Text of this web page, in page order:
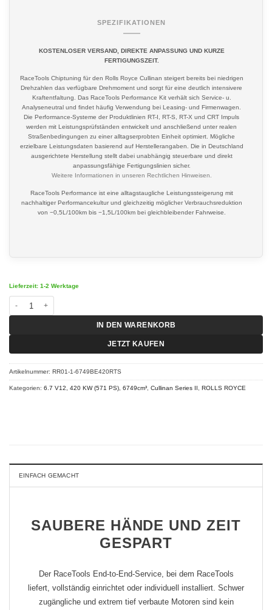
SPEZIFIKATIONEN
KOSTENLOSER VERSAND, DIREKTE ANPASSUNG UND KURZE
FERTIGUNGSZEIT.
RaceTools Chiptuning für den Rolls Royce Cullinan steigert bereits bei niedrigen
Drehzahlen das verfügbare Drehmoment und sorgt für eine deutlich intensivere
Kraftentfaltung. Das RaceTools Performance Kit verhält sich Service- u.
Analyseneutral und findet häufig Verwendung bei Leasing- und Firmenwagen.
Die Performance-Systeme der Produktlinien RT-I, RT-S, RT-X und CRT Impuls
werden mit Leistungsprüfständen entwickelt und anschließend unter realen
Straßenbedingungen zu einer alltagserprobten Einheit optimiert. Mögliche
erzielbare Leistungsdaten basierend auf Herstellerangaben. Die in Deutschland
ausgerichtete Herstellung stellt dabei unabhängig steuerbare und direkt
anpassungsfähige Fertigungslinien sicher.
Weitere Informationen in unseren Rechtlichen Hinweisen
RaceTools Performance ist eine alltagstaugliche Leistungssteigerung mit
nachhaltiger Performancekultur und gleichzeitig möglicher Verbrauchsreduktion
von −0,5L/100km bis −1,5L/100km bei gleichbleibender Fahrweise.
Lieferzeit: 1-2 Werktage
Chiptuning Rolls Royce Cullinan - Series II 6.7 420 KW (571 PS) RT-S Menge
IN DEN WARENKORB
JETZT KAUFEN
Artikelnummer: RR01-1-6749BE420RTS
Kategorien: 6.7 V12, 420 KW (571 PS), 6749cm³ Cullinan Series II ROLLS ROYCE
EINFACH GEMACHT
SAUBERE HÄNDE UND ZEIT
GESPART
Der RaceTools End-to-End-Service, bei dem RaceTools
liefert, vollständig einrichtet oder individuell installiert. Schwer
zugängliche und extrem tief verbaute Motoren sind kein